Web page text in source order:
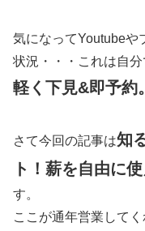
気になってYoutubeや
状況・・・これは自
軽く下見&即予約。
さて今回の記事は知
ト！薪を自由に
す。
ここが通年営業してく